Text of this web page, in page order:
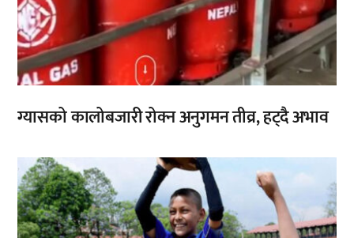
ग्यासको कालोबजारी रोक्न अनुगमन तीव्र, हट्दै अभाव
,